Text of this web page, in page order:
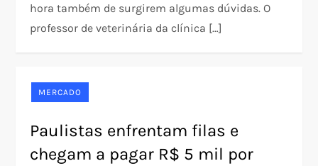
hora também de surgirem algumas dúvidas. O
professor de veterinária da clínica […]
MERCADO
Paulistas enfrentam filas e
chegam a pagar R$ 5 mil por